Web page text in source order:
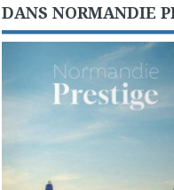
DANS NORMANDIE